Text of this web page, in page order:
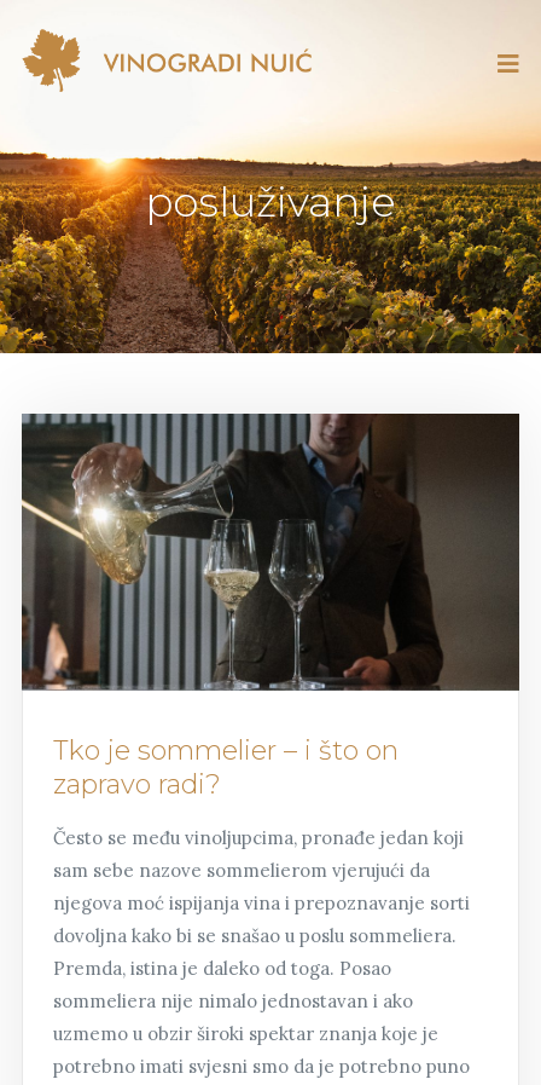
posluživanje
Tko je sommelier – i što on
zapravo radi?
Često se među vinoljupcima, pronađe jedan koji
sam sebe nazove sommelierom vjerujući da
njegova moć ispijanja vina i prepoznavanje sorti
dovoljna kako bi se snašao u poslu sommeliera.
Premda, istina je daleko od toga. Posao
sommeliera nije nimalo jednostavan i ako
uzmemo u obzir široki spektar znanja koje je
potrebno imati svjesni smo da je potrebno puno